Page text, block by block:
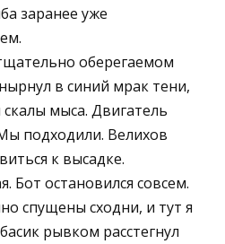
заранее уже
оберегаемом
в синий мрак тени,
мыса. Двигатель
подходили. Велихов
к высадке.
Бот остановился совсем.
спущены сходни, и тут я
рывком расстегнул